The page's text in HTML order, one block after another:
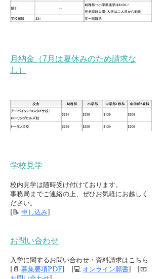
月納金（7月は夏休みのため請求な
し）
学校見学
校内見学は随時受け付けております。
事務局までご連絡の上、ぜひお気軽にお越しく
ださい。
[📝 申し込み]
お問い合わせ
入学に関するお問い合わせ・資料請求はこちら
[📄 募集要項PDF] [💻 オンライン願書] [📧